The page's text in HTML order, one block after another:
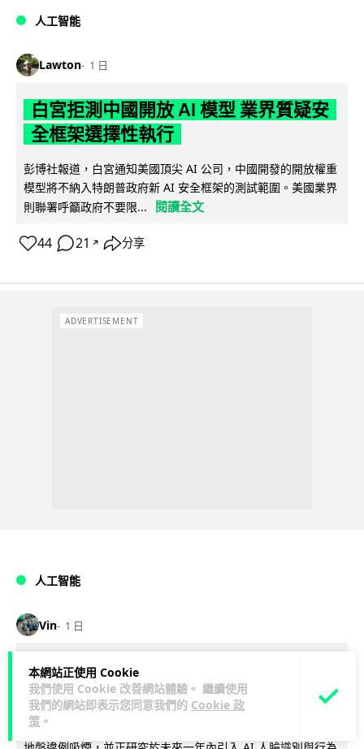
本網站正使用 Cookie
我們使用 Cookie 改善網站體驗。 繼續使用
我們的網站即表示您同意我們的 Cookie 政
策 。
人工智能
Lawton 1 日
白宮拒測中國開放 AI 模型 業界質疑安
全框架選擇性執行
彭博社報道，白宮通知美國頂尖 AI 公司，中國開發的開放權重
模型將不納入特朗普政府新 AI 安全框架的測試範圍。美國業界
則聯署呼籲政府不要限...
閱讀全文
44 21 ↗ 分享
ADVERTISEMENT
人工智能
Vin 1 日
地盤偷吸煙難逃高空法眼 勞工處出動熱
感無人機 擬加 AI 人臉識別精準執法
勞工處投入配備熱感應鏡頭的小型無人機進行高空巡邏以打擊